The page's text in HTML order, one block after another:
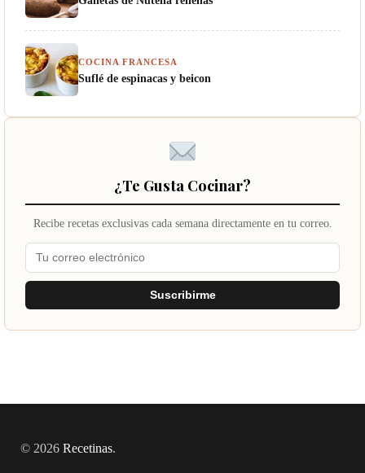
COCINA FRANCESA
Suflé de espinacas y beicon
¿Te Gusta Cocinar?
Recibe recetas exclusivas cada semana directamente en tu correo.
Suscribirme
© 2026 Recetinas.